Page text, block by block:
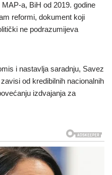
a, BiH od 2019. godine
reformi, dokument koji
ne podrazumijeva
i nastavlja saradnju, Savez
od kredibilnih nacionalnih
izdvajanja za